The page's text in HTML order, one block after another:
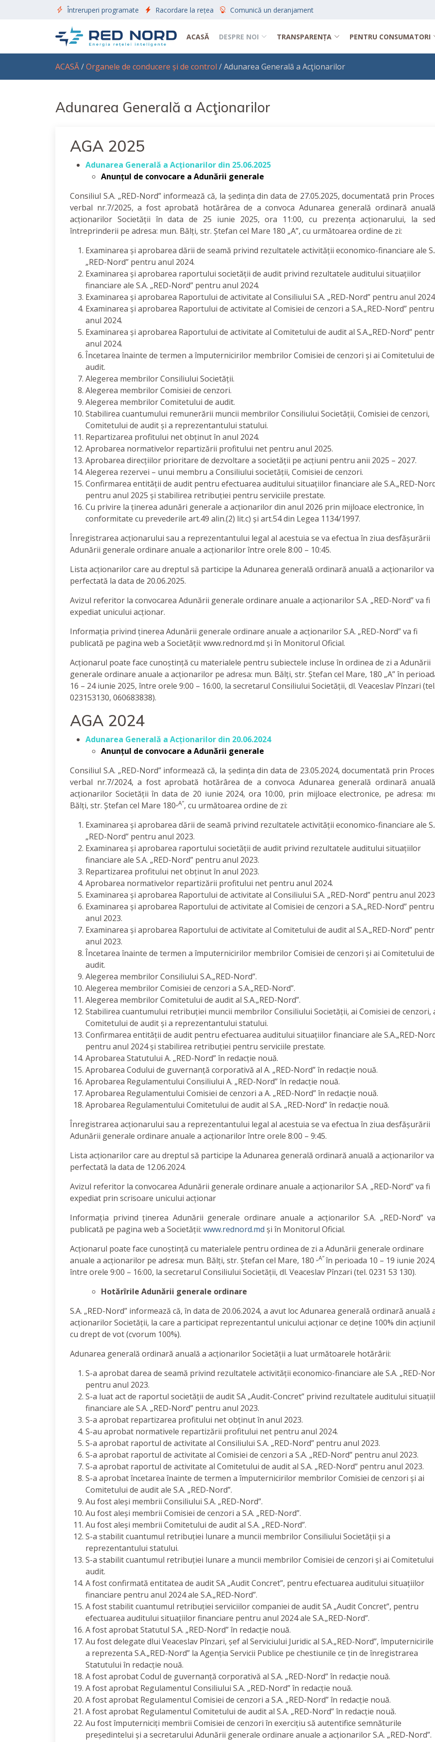
Întreruperi programate Racordare la rețea Comunică un deranjament
ACASĂ DESPRE NOI TRANSPARENȚA PENTRU CONSUMATORI
ACASĂ/Organele de conducere și de control / Adunarea Generală a Acţionarilor
Adunarea Generală a Acţionarilor
AGA 2025
Adunarea Generală a Acționarilor din 25.06.2025
Anunțul de convocare a Adunării generale
Consiliul S.A. „RED-Nord” informează că, la ședința din data de 27.05.2025, documentată prin
verbal nr.7/2025, a fost aprobată hotărârea de a convoca Adunarea generală ordinară
acționarilor Societății în data de 25 iunie 2025, ora 11:00, cu prezența acționarului, la
întreprinderii pe adresa: mun. Bălți, str. Ștefan cel Mare 180 „A”, cu următoarea ordine de zi:
Examinarea și aprobarea dării de seamă privind rezultatele activității economico-financiare ale
„RED-Nord” pentru anul 2024.
Examinarea și aprobarea raportului societății de audit privind rezultatele auditului situațiilor
financiare ale S.A. „RED-Nord” pentru anul 2024.
Examinarea și aprobarea Raportului de activitate al Consiliului S.A. „RED-Nord” pentru anul
Examinarea și aprobarea Raportului de activitate al Comisiei de cenzori a S.A.„RED-Nord” pentru
anul 2024.
Examinarea și aprobarea Raportului de activitate al Comitetului de audit al S.A.„RED-Nord”
anul 2024.
Încetarea înainte de termen a împuternicirilor membrilor Comisiei de cenzori și ai Comitetului de
audit.
Alegerea membrilor Consiliului Societății.
Alegerea membrilor Comisiei de cenzori.
Alegerea membrilor Comitetului de audit.
Stabilirea cuantumului remunerării muncii membrilor Consiliului Societății, Comisiei de cenzori,
Comitetului de audit și a reprezentantului statului.
Repartizarea profitului net obținut în anul 2024.
Aprobarea normativelor repartizării profitului net pentru anul 2025.
Aprobarea direcțiilor prioritare de dezvoltare a societății pe acțiuni pentru anii 2025 – 2027.
Alegerea rezervei – unui membru a Consiliului societății, Comisiei de cenzori.
Confirmarea entității de audit pentru efectuarea auditului situațiilor financiare ale S.A.„RED-
pentru anul 2025 și stabilirea retribuției pentru serviciile prestate.
Cu privire la ținerea adunări generale a acționarilor din anul 2026 prin mijloace electronice, în
conformitate cu prevederile art.49 alin.(2) lit.c) și art.54 din Legea 1134/1997.
Înregistrarea acționarului sau a reprezentantului legal al acestuia se va efectua în ziua desfășurării
Adunării generale ordinare anuale a acționarilor între orele 8:00 – 10:45.
Lista acționarilor care au dreptul să participe la Adunarea generală ordinară anuală a acționarilor
perfectată la data de 20.06.2025.
Avizul referitor la convocarea Adunării generale ordinare anuale a acționarilor S.A. „RED-Nord” va fi
expediat unicului acționar.
Informația privind ținerea Adunării generale ordinare anuale a acționarilor S.A. „RED-Nord” va fi
publicată pe pagina web a Societății: www.rednord.md și în Monitorul Oficial.
Acționarul poate face cunoștință cu materialele pentru subiectele incluse în ordinea de zi a Adunării
generale ordinare anuale a acționarilor pe adresa: mun. Bălți, str. Ștefan cel Mare, 180 „A” în
16 – 24 iunie 2025, între orele 9:00 – 16:00, la secretarul Consiliului Societății, dl. Veaceslav Pînzari (tel.
023153130, 060683838).
AGA 2024
Adunarea Generală a Acționarilor din 20.06.2024
Anunțul de convocare a Adunării generale
Consiliul S.A. „RED-Nord” informează că, la ședința din data de 23.05.2024, documentată prin
verbal nr.7/2024, a fost aprobată hotărârea de a convoca Adunarea generală ordinară
acționarilor Societății în data de 20 iunie 2024, ora 10:00, prin mijloace electronice, pe adresa:
Bălți, str. Ștefan cel Mare 180„A”, cu următoarea ordine de zi:
Examinarea și aprobarea dării de seamă privind rezultatele activității economico-financiare ale
„RED-Nord” pentru anul 2023.
Examinarea și aprobarea raportului societății de audit privind rezultatele auditului situațiilor
financiare ale S.A. „RED-Nord” pentru anul 2023.
Repartizarea profitului net obținut în anul 2023.
Aprobarea normativelor repartizării profitului net pentru anul 2024.
Examinarea și aprobarea Raportului de activitate al Consiliului S.A. „RED-Nord” pentru anul
Examinarea și aprobarea Raportului de activitate al Comisiei de cenzori a S.A.„RED-Nord” pentru
anul 2023.
Examinarea și aprobarea Raportului de activitate al Comitetului de audit al S.A.„RED-Nord”
anul 2023.
Încetarea înainte de termen a împuternicirilor membrilor Comisiei de cenzori și ai Comitetului de
audit.
Alegerea membrilor Consiliului S.A.„RED-Nord”.
Alegerea membrilor Comisiei de cenzori a S.A.„RED-Nord”.
Alegerea membrilor Comitetului de audit al S.A.„RED-Nord”.
Stabilirea cuantumului retribuției muncii membrilor Consiliului Societății, ai Comisiei de cenzori,
Comitetului de audit și a reprezentantului statului.
Confirmarea entității de audit pentru efectuarea auditului situațiilor financiare ale S.A.„RED-
pentru anul 2024 și stabilirea retribuției pentru serviciile prestate.
Aprobarea Statutului A. „RED-Nord” în redacție nouă.
Aprobarea Codului de guvernanță corporativă al A. „RED-Nord” în redacție nouă.
Aprobarea Regulamentului Consiliului A. „RED-Nord” în redacție nouă.
Aprobarea Regulamentului Comisiei de cenzori a A. „RED-Nord” în redacție nouă.
Aprobarea Regulamentului Comitetului de audit al S.A. „RED-Nord” în redacție nouă.
Înregistrarea acționarului sau a reprezentantului legal al acestuia se va efectua în ziua desfășurării
Adunării generale ordinare anuale a acționarilor între orele 8:00 – 9:45.
Lista acționarilor care au dreptul să participe la Adunarea generală ordinară anuală a acționarilor
perfectată la data de 12.06.2024.
Avizul referitor la convocarea Adunării generale ordinare anuale a acționarilor S.A. „RED-Nord” va fi
expediat prin scrisoare unicului acționar
Informația privind ținerea Adunării generale ordinare anuale a acționarilor S.A. „RED-Nord”
publicată pe pagina web a Societății: www.rednord.md și în Monitorul Oficial.
Acționarul poate face cunoștință cu materialele pentru ordinea de zi a Adunării generale ordinare
anuale a acționarilor pe adresa: mun. Bălți, str. Ștefan cel Mare, 180 „A”în perioada 10 – 19 iunie 2024,
între orele 9:00 – 16:00, la secretarul Consiliului Societății, dl. Veaceslav Pînzari (tel. 0231 53 130).
Hotărîrile Adunării generale ordinare
S.A. „RED-Nord” informează că, în data de 20.06.2024, a avut loc Adunarea generală ordinară anuală
acționarilor Societății, la care a participat reprezentantul unicului acționar ce deține 100% din
cu drept de vot (cvorum 100%).
Adunarea generală ordinară anuală a acționarilor Societății a luat următoarele hotărârii:
S-a aprobat darea de seamă privind rezultatele activității economico-financiare ale S.A. „RED-
pentru anul 2023.
S-a luat act de raportul societății de audit SA „Audit-Concret” privind rezultatele auditului
financiare ale S.A. „RED-Nord” pentru anul 2023.
S-a aprobat repartizarea profitului net obținut în anul 2023.
S-au aprobat normativele repartizării profitului net pentru anul 2024.
S-a aprobat raportul de activitate al Consiliului S.A. „RED-Nord” pentru anul 2023.
S-a aprobat raportul de activitate al Comisiei de cenzori a S.A. „RED-Nord” pentru anul 2023.
S-a aprobat raportul de activitate al Comitetului de audit al S.A. „RED-Nord” pentru anul 2023.
S-a aprobat încetarea înainte de termen a împuternicirilor membrilor Comisiei de cenzori și ai
Comitetului de audit ale S.A. „RED-Nord”.
Au fost aleși membrii Consiliului S.A. „RED-Nord”.
Au fost aleși membrii Comisiei de cenzori a S.A. „RED-Nord”.
Au fost aleși membrii Comitetului de audit al S.A. „RED-Nord”.
S-a stabilit cuantumul retribuției lunare a muncii membrilor Consiliului Societății și a
reprezentantului statului.
S-a stabilit cuantumul retribuției lunare a muncii membrilor Comisiei de cenzori și ai Comitetului
audit.
A fost confirmată entitatea de audit SA „Audit Concret”, pentru efectuarea auditului situațiilor
financiare pentru anul 2024 ale S.A.„RED-Nord”.
A fost stabilit cuantumul retribuției serviciilor companiei de audit SA „Audit Concret”, pentru
efectuarea auditului situațiilor financiare pentru anul 2024 ale S.A.„RED-Nord”.
A fost aprobat Statutul S.A. „RED-Nord” în redacție nouă.
Au fost delegate dlui Veaceslav Pînzari, șef al Serviciului Juridic al S.A.„RED-Nord”, împuternicirile
a reprezenta S.A.„RED-Nord” la Agenția Servicii Publice pe chestiunile ce țin de înregistrarea
Statutului în redacție nouă.
A fost aprobat Codul de guvernanță corporativă al S.A. „RED-Nord” în redacție nouă.
A fost aprobat Regulamentul Consiliului S.A. „RED-Nord” în redacție nouă.
A fost aprobat Regulamentul Comisiei de cenzori a S.A. „RED-Nord” în redacție nouă.
A fost aprobat Regulamentul Comitetului de audit al S.A. „RED-Nord” în redacție nouă.
Au fost împuterniciți membrii Comisiei de cenzori în exercițiu să autentifice semnăturile
președintelui și a secretarului Adunării generale ordinare anuale a acționarilor S.A. „RED-Nord”.